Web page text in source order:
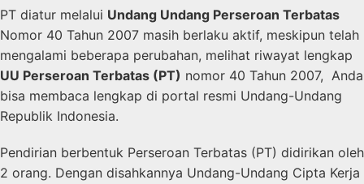
PT diatur melalui Undang Undang Perseroan Terbatas
Nomor 40 Tahun 2007 masih berlaku aktif, meskipun telah
mengalami beberapa perubahan, melihat riwayat lengkap
UU Perseroan Terbatas (PT) nomor 40 Tahun 2007, Anda
bisa membaca lengkap di portal resmi Undang-Undang
Republik Indonesia.
Pendirian berbentuk Perseroan Terbatas (PT) didirikan oleh
2 orang. Dengan disahkannya Undang-Undang Cipta Kerja